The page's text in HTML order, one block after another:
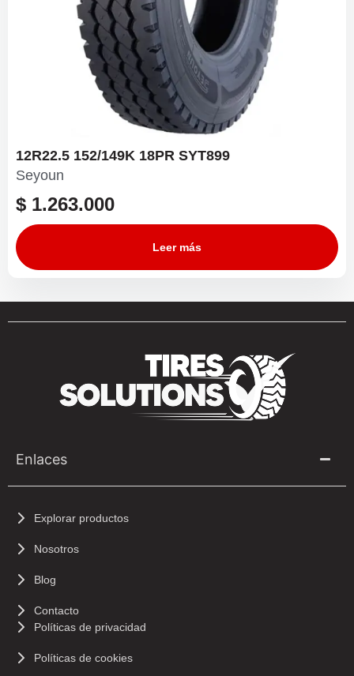
12R22.5 152/149K 18PR SYT899
Seyoun
$ 1.263.000
Leer más
Enlaces
Explorar productos
Nosotros
Blog
Contacto
Políticas de privacidad
Políticas de cookies